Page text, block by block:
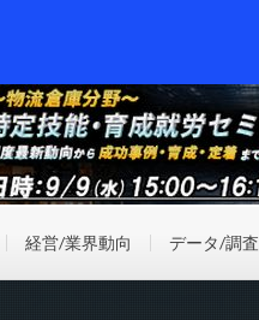
経営/業界動向 データ/調査